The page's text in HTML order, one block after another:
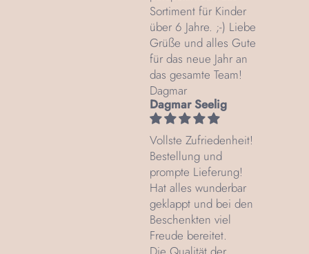
Sortiment für Kinder
über 6 Jahre. ;-) Liebe
Grüße und alles Gute
für das neue Jahr an
das gesamte Team!
Dagmar
Dagmar Seelig
Vollste Zufriedenheit!
Bestellung und
prompte Lieferung!
Hat alles wunderbar
geklappt und bei den
Beschenkten viel
Freude bereitet.